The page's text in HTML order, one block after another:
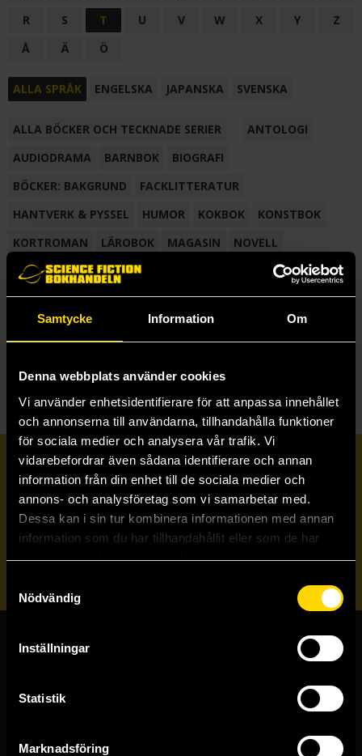
Samtycke Information Om
Denna webbplats använder cookies
Vi använder enhetsidentifierare för att anpassa innehållet
och annonserna till användarna, tillhandahålla funktioner
för sociala medier och analysera vår trafik. Vi
vidarebefordrar även sådana identifierare och annan
information från din enhet till de sociala medier och
annons- och analysföretag som vi samarbetar med.
Dessa kan i sin tur kombinera informationen med annan
information som du har tillhandahållit eller som de har
samlat in när du har använt deras tjänster.
Nödvändig
Inställningar
Statistik
Marknadsföring
R
S T U V W X Y
Z
Å
Ä Ö
ALLA SPRÅK ENGELSKA JAPANSKA SVENSKA
ALLA BÖCKER OCH TECKNADE SERIER
ANTOLOGI
AUDIODRAMA
BARNBOK
BIOGRAFI
BÖCKER: BAKGRUND
FACKLITTERATUR
HANTVERK & PYSSEL
HUMOR KOKBOK
KONSTBOK
KORTROMAN
LÄROBOK MAGASIN
NOVELL
NOVELLMAGASIN
NOVELLSAMLING
ROMAN
SAMLINGSVOLYM
TECKNA & MÅLA TECKNAD SERIE
T
Prenumerera på vårt nyhetsbrev
Veckobrevet
Skicka
Stockholmsbutiken